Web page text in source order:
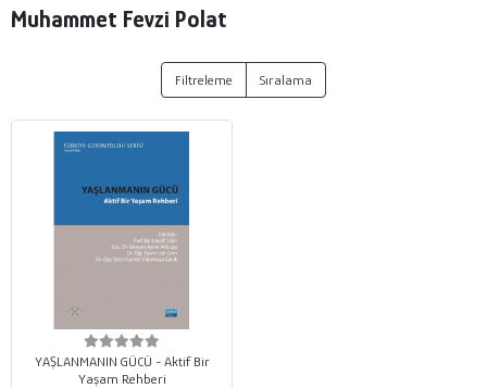
Muhammet Fevzi Polat
Filtreleme Sıralama
YAŞLANMANIN GÜCÜ - Aktif Bir
Yaşam Rehberi